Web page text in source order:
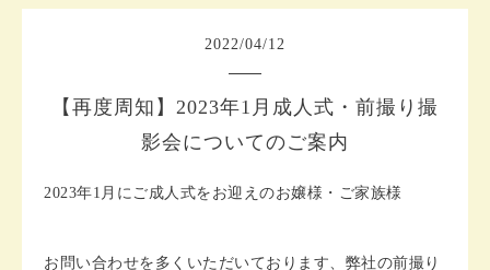
2022/04/12
【再度周知】2023年1月成人式・前撮り撮
影会についてのご案内
2023年1月にご成人式をお迎えのお嬢様・ご家族様
お問い合わせを多くいただいております、弊社の前撮り